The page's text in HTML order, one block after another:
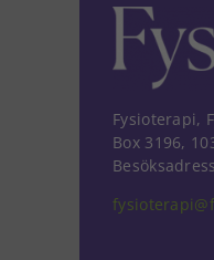
Fysioterapi,
Box 3196,